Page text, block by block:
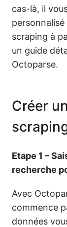
cas-là, il
scraping à
un guide
Octoparse.
Créer
Etape 1 –
recherche
Avec
commence
données